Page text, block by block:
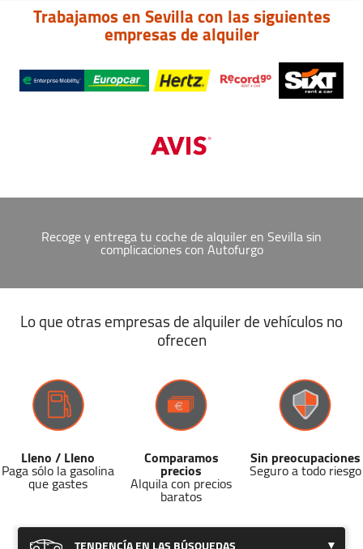
Trabajamos en Sevilla con las siguientes
empresas de alquiler
Recoge y entrega tu coche de alquiler en Sevilla sin
complicaciones con Autofurgo
Lo que otras empresas de alquiler de vehículos no
ofrecen
Lleno / Lleno
Paga sólo la gasolina
que gastes
Comparamos
precios
Alquila con precios
baratos
Sin preocupaciones
Seguro a todo riesgo